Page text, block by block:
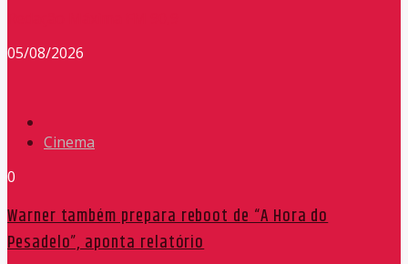
05/08/2026
Cinema
0
Warner também prepara reboot de “A Hora do
Pesadelo”, aponta relatório